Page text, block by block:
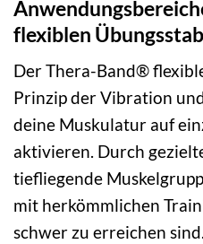
flexiblen
Der Thera-Band®
Prinzip der Vibration
deine Muskulatur auf
aktivieren. Durch
tiefliegende
mit herkömmlichen
schwer zu erreichen